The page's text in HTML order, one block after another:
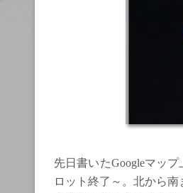
先日書いたGoogleマップ
ロット終了～。北から